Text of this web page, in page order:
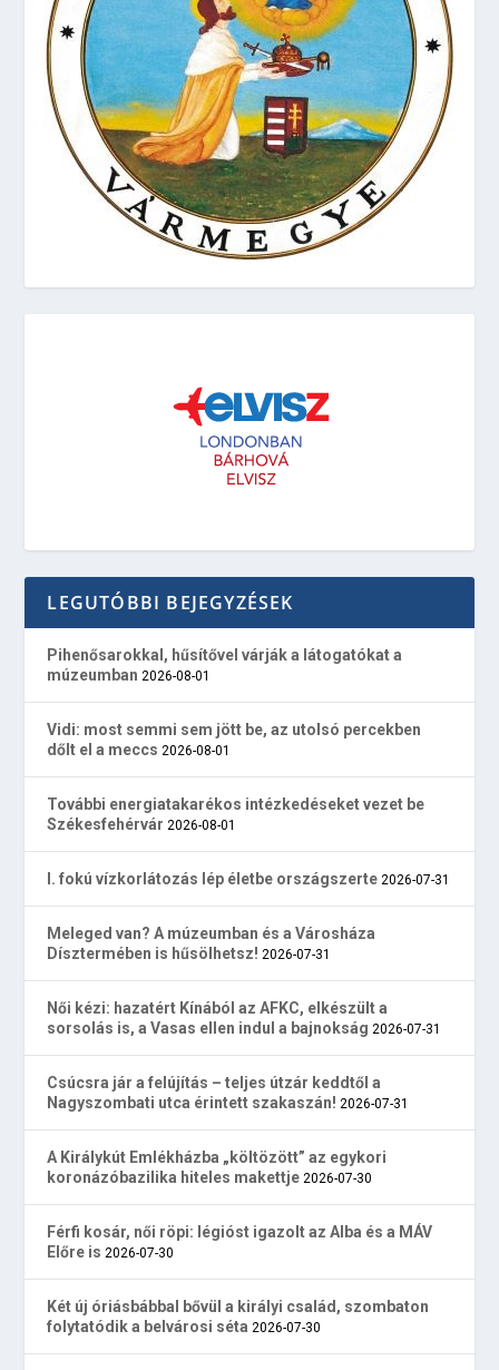
LEGUTÓBBI BEJEGYZÉSEK
Pihenősarokkal, hűsítővel várják a látogatókat a
múzeumban 2026-08-01
Vidi: most semmi sem jött be, az utolsó percekben
dőlt el a meccs 2026-08-01
További energiatakarékos intézkedéseket vezet be
Székesfehérvár 2026-08-01
I. fokú vízkorlátozás lép életbe országszerte 2026-07-31
Meleged van? A múzeumban és a Városháza
Dísztermében is hűsölhetsz! 2026-07-31
Női kézi: hazatért Kínából az AFKC, elkészült a
sorsolás is, a Vasas ellen indul a bajnokság 2026-07-31
Csúcsra jár a felújítás – teljes útzár keddtől a
Nagyszombati utca érintett szakaszán! 2026-07-31
A Királykút Emlékházba „költözött” az egykori
koronázóbazilika hiteles makettje 2026-07-30
Férfi kosár, női röpi: légióst igazolt az Alba és a MÁV
Előre is 2026-07-30
Két új óriásbábbal bővül a királyi család, szombaton
folytatódik a belvárosi séta 2026-07-30